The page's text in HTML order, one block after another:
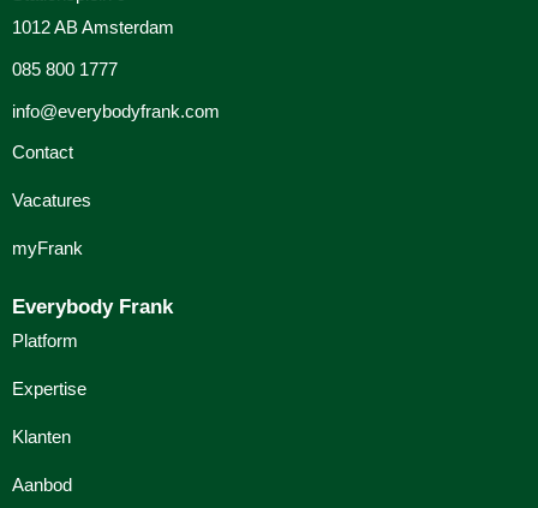
1012 AB Amsterdam
085 800 1777
info@everybodyfrank.com
Contact
Vacatures
myFrank
Everybody Frank
Platform
Expertise
Klanten
Aanbod